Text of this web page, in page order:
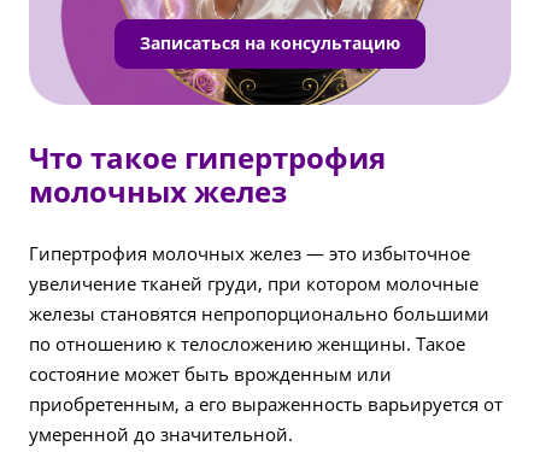
Записаться на консультацию
Что такое гипертрофия
молочных желез
Гипертрофия молочных желез — это избыточное
увеличение тканей груди, при котором молочные
железы становятся непропорционально большими
по отношению к телосложению женщины. Такое
состояние может быть врожденным или
приобретенным, а его выраженность варьируется от
умеренной до значительной.